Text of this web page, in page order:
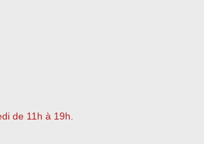
de 11h à 19h.